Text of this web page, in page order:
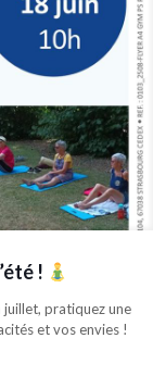
!
juillet, pratiquez une
et vos envies !